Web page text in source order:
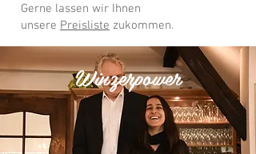
Gerne lassen wir Ihnen
unsere Preisliste zukommen.
Winzerpower